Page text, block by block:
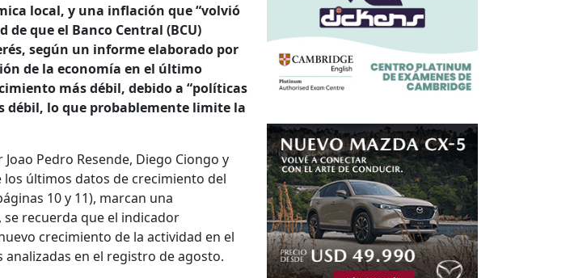
local, y una inflación que “volvió
que el Banco Central (BCU)
según un informe elaborado por
de la economía en el último
más débil, debido a “políticas
débil, lo que probablemente limite la
Pedro Resende, Diego Ciongo y
los últimos datos de crecimiento del
10 y 11), marcan una
recuerda que el indicador
crecimiento de la actividad en el
en el registro de agosto.